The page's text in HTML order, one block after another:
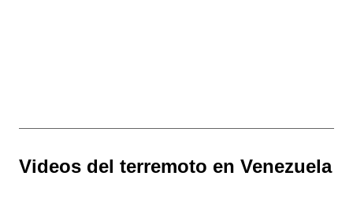
Videos del terremoto en Venezuela